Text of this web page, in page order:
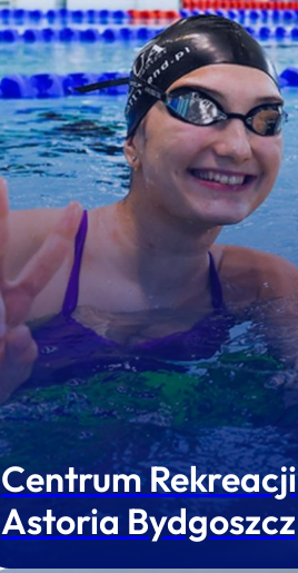
Centrum Rekreacji
Astoria Bydgoszcz